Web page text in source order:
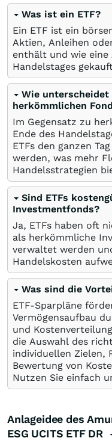
Was ist ein ETF?
Ein ETF ist ein
Aktien, Anleihen
enthält und wie eine
Handelstages
Wie unterscheidet
herkömmlichen
Im Gegensatz zu
Ende des
ETFs den ganzen
werden, was mehr
Handelsstrategien
Sind ETFs
Investmentfonds?
Ja, ETFs haben oft
als herkömmliche
verwaltet werden
Handelskosten
Was sind die
ETF-Sparpläne
Vermögensaufbau
und
die Auswahl des
individuellen Zielen,
Bewertung von
Nutzen Sie einfach
Anlageidee des
ESG UCITS ETF DR